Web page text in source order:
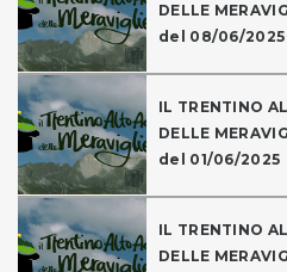
DELLE
del 08/06/2025
IL TRENTINO
DELLE
del 01/06/2025
IL TRENTINO
DELLE